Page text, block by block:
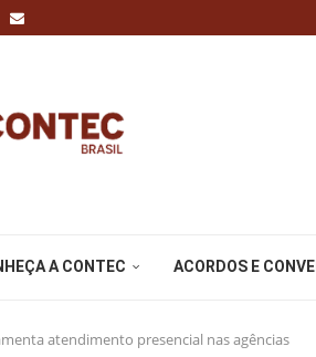
A CONTEC ACORDOS E
atendimento presencial nas agências